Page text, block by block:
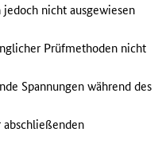
nicht ausgewiesen
Prüfmethoden nicht
Spannungen während des